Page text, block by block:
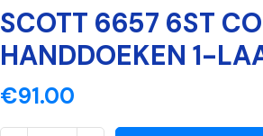
SCOTT 6657 6ST
HANDDOEKEN 1-
€91.00